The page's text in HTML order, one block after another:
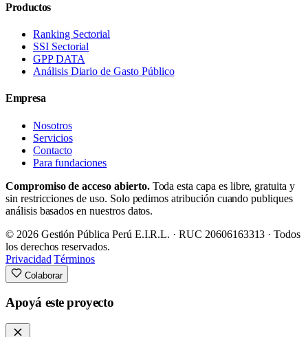
Productos
Ranking Sectorial
SSI Sectorial
GPP DATA
Análisis Diario de Gasto Público
Empresa
Nosotros
Servicios
Contacto
Para fundaciones
Compromiso de acceso abierto.Toda esta capa es libre, gratuita y
sin restricciones de uso. Solo pedimos atribución cuando publiques
análisis basados en nuestros datos.
© 2026 Gestión Pública Perú E.I.R.L. · RUC 20606163313 · Todos
los derechos reservados.
Privacidad Términos
Colaborar
Apoyá este proyecto